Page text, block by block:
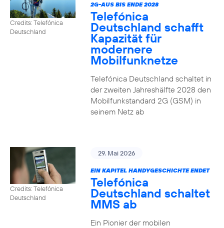
Credits: Telefónica
Deutschland
2G-AUS BIS ENDE 2028
Telefónica
Deutschland schafft
Kapazität für
modernere
Mobilfunknetze
Telefónica Deutschland schaltet in
der zweiten Jahreshälfte 2028 den
Mobilfunkstandard 2G (GSM) in
seinem Netz ab
Credits: Telefónica
Deutschland
29. Mai 2026
EIN KAPITEL HANDYGESCHICHTE ENDET
Telefónica
Deutschland schaltet
MMS ab
Ein Pionier der mobilen